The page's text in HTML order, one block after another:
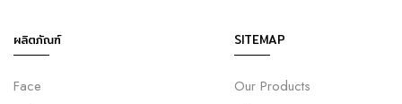
ผลิตภัณฑ์
Face
SITEMAP
Our Products